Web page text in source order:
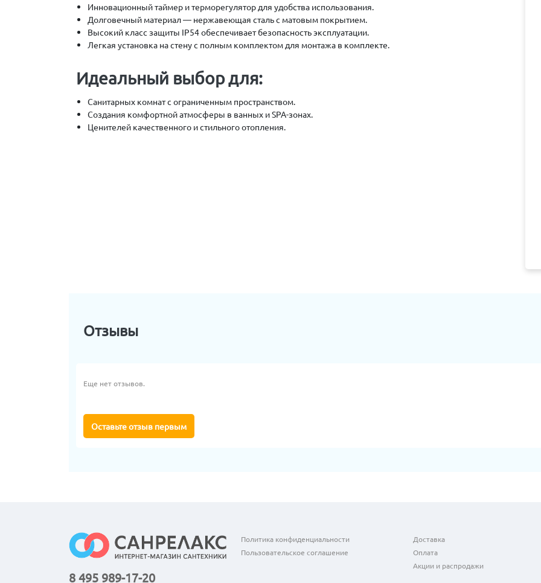
Инновационный таймер и терморегулятор для удобства использования.
Долговечный материал — нержавеющая сталь с матовым покрытием.
Высокий класс защиты IP54 обеспечивает безопасность эксплуатации.
Легкая установка на стену с полным комплектом для монтажа в комплекте.
Идеальный выбор для:
Санитарных комнат с ограниченным пространством.
Создания комфортной атмосферы в ванных и SPA-зонах.
Ценителей качественного и стильного отопления.
Отзывы
Еще нет отзывов.
Оставьте отзыв первым
8 495 989-17-20
Политика конфиденциальности
Пользовательское соглашение
Доставка
Оплата
Акции и распродажи